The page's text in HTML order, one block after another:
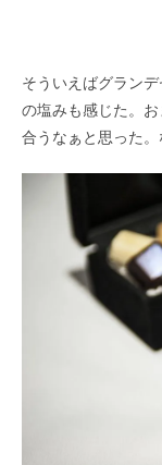
そういえばグラン
の塩みも感じた。
合うなぁと思った。